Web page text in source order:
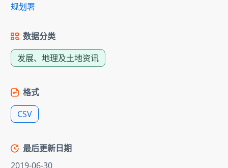
规划署
数据分类
发展、地理及土地资讯
格式
CSV
最后更新日期
2019-06-30